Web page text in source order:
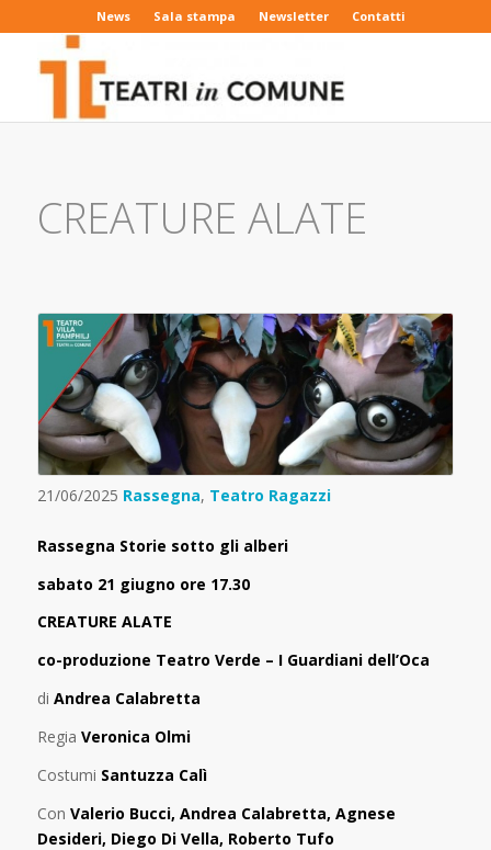
News Sala stampa Newsletter Contatti
CREATURE ALATE
21/06/2025 Rassegna, Teatro Ragazzi
Rassegna Storie sotto gli alberi
sabato 21 giugno ore 17.30
CREATURE ALATE
co-produzione Teatro Verde – I Guardiani dell’Oca
di Andrea Calabretta
Regia Veronica Olmi
Costumi Santuzza Calì
Con Valerio Bucci, Andrea Calabretta, Agnese
Desideri, Diego Di Vella, Roberto Tufo